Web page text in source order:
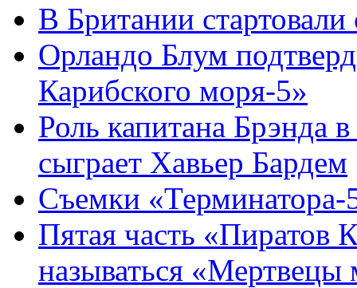
В Британии
Орландо Блум
Карибского моря-5»
Роль капитана Брэнда
сыграет Хавьер Бардем
Съемки «Терминатора-
Пятая часть «Пиратов
называться «Мертвецы